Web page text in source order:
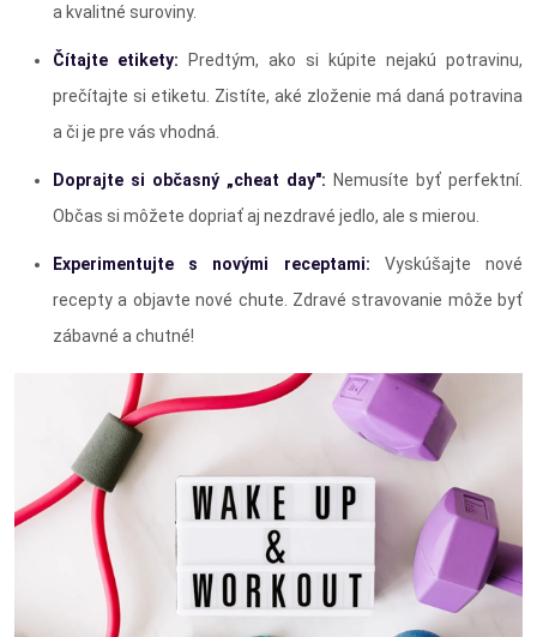
a kvalitné suroviny.
Čítajte etikety: Predtým, ako si kúpite nejakú potravinu,
prečítajte si etiketu. Zistíte, aké zloženie má daná potravina
a či je pre vás vhodná.
Doprajte si občasný „cheat day": Nemusíte byť perfektní.
Občas si môžete dopriať aj nezdravé jedlo, ale s mierou.
Experimentujte s novými receptami: Vyskúšajte nové
recepty a objavte nové chute. Zdravé stravovanie môže byť
zábavné a chutné!